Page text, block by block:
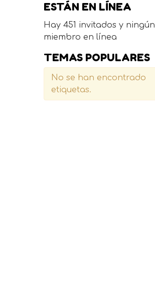
ESTÁN EN LÍNEA
Hay 451 invitados y ningún
miembro en línea
TEMAS POPULARES
No se han encontrado
etiquetas.